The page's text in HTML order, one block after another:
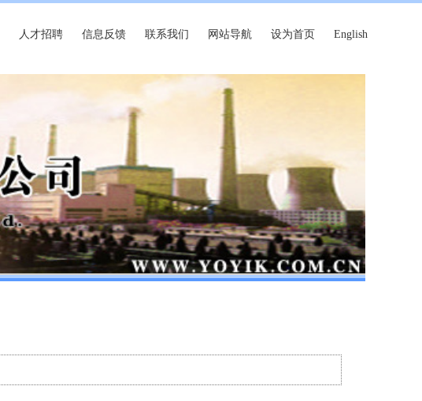
人才招聘 信息反馈 联系我们 网站导航 设为首页 English